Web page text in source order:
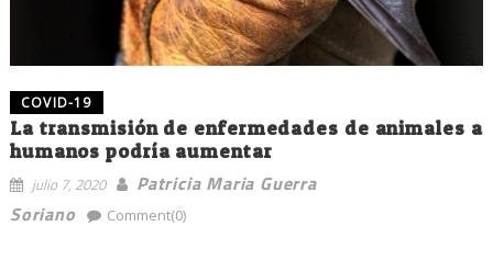
COVID-19
La transmisión de enfermedades de animales a
humanos podría aumentar
julio 7, 2020
Patricia Maria Guerra
Soriano
Comment(0)